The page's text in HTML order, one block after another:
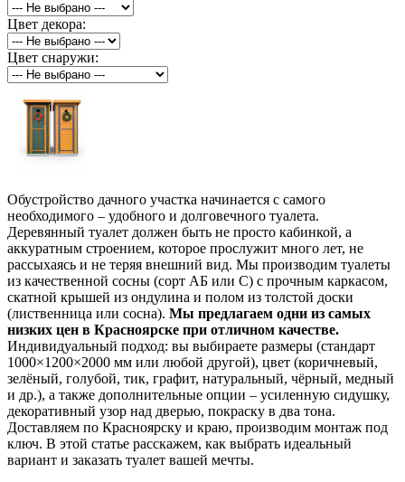
Цвет декора:
Цвет снаружи:
Обустройство дачного участка начинается с самого
необходимого – удобного и долговечного туалета.
Деревянный туалет должен быть не просто кабинкой, а
аккуратным строением, которое прослужит много лет, не
рассыхаясь и не теряя внешний вид. Мы производим туалеты
из качественной сосны (сорт АБ или С) с прочным каркасом,
скатной крышей из ондулина и полом из толстой доски
(лиственница или сосна). Мы предлагаем одни из самых
низких цен в Красноярске при отличном качестве.
Индивидуальный подход: вы выбираете размеры (стандарт
1000×1200×2000 мм или любой другой), цвет (коричневый,
зелёный, голубой, тик, графит, натуральный, чёрный, медный
и др.), а также дополнительные опции – усиленную сидушку,
декоративный узор над дверью, покраску в два тона.
Доставляем по Красноярску и краю, производим монтаж под
ключ. В этой статье расскажем, как выбрать идеальный
вариант и заказать туалет вашей мечты.